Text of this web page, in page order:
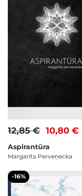
10,80 €
12,85 €
Aspirantūra
Margarita Perveņecka
-16%